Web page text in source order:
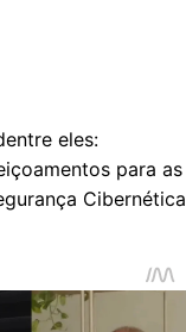
eles:
para as
Cibernética